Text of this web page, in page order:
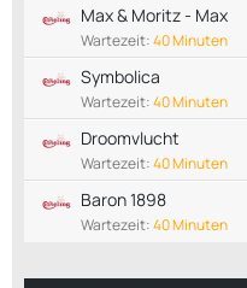
Max & Moritz - Max
Wartezeit:40 Minuten
Symbolica
Wartezeit:40 Minuten
Droomvlucht
Wartezeit:40 Minuten
Baron 1898
Wartezeit:40 Minuten